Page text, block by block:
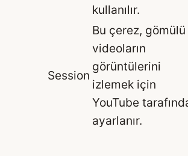
kullanılır.
Session
Bu çerez, gömülü
videoların
görüntülerini
izlemek için
YouTube
ayarlanır.